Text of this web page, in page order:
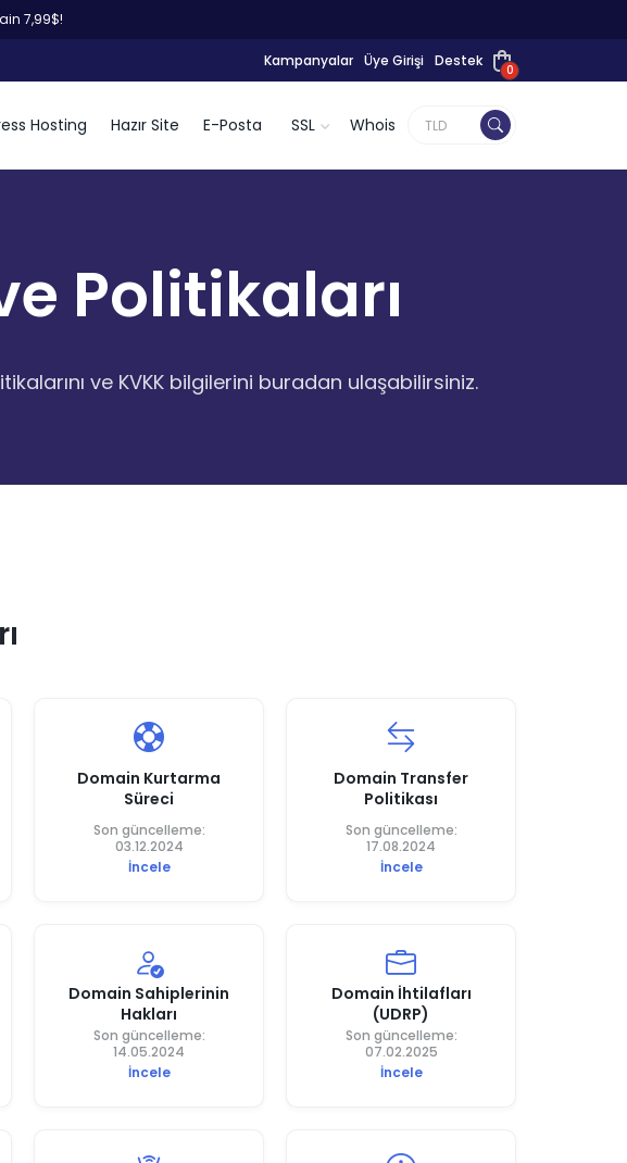
7,99$!
Kampanyalar Üye Girişi Destek
0
Hosting Hazır Site E-Posta SSL Whois
Politikaları
ve KVKK bilgilerini buradan ulaşabilirsiniz.
Domain Kurtarma
Süreci
Son güncelleme:
03.12.2024
İncele
Domain Transfer
Politikası
Son güncelleme:
17.08.2024
İncele
Domain Sahiplerinin
Hakları
Son güncelleme:
14.05.2024
İncele
Domain İhtilafları
(UDRP)
Son güncelleme:
07.02.2025
İncele